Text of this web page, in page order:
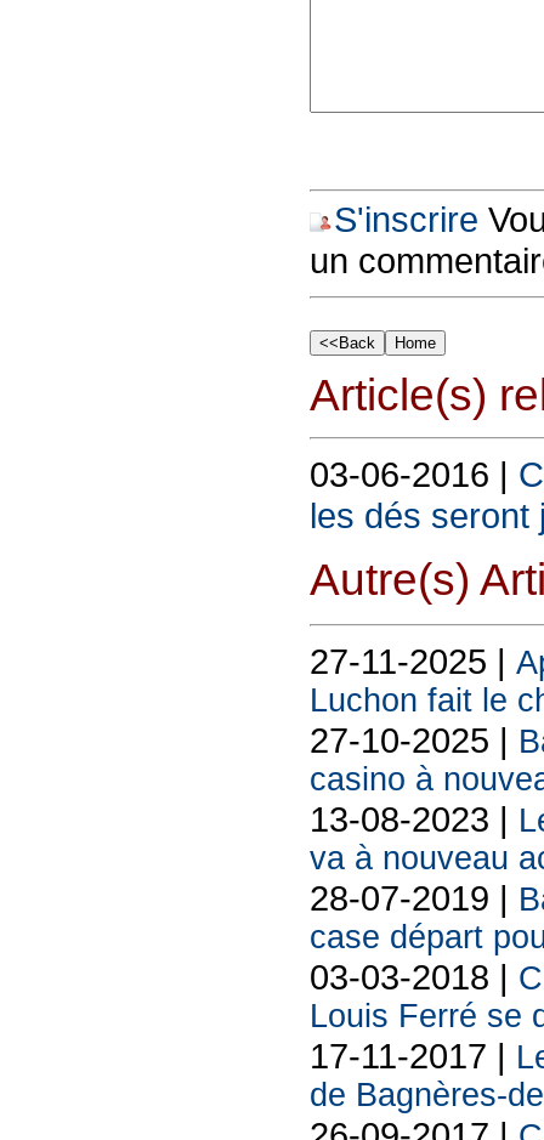
S'inscrire
un
Article(s)
03-06-2016 |
les dés seront
Autre(s)
27-11-2025 |
Luchon fait le
27-10-2025 |
casino à
13-08-2023 |
va à nouveau
28-07-2019 |
case départ
03-03-2018 |
Louis Ferré se
17-11-2017 |
de Bagnères-